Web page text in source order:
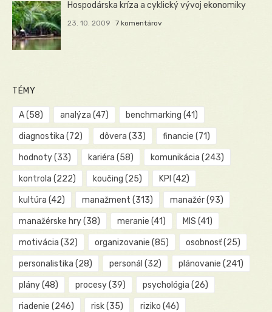
Hospodárska kríza a cyklický vývoj ekonomiky
23. 10. 2009 7 komentárov
TÉMY
A(58) analýza (47) benchmarking (41)
diagnostika (72) dôvera (33) financie (71)
hodnoty(33) kariéra (58) komunikácia (243)
kontrola (222) koučing (25) KPI (42)
kultúra (42) manažment (313) manažér(93)
manažérske hry(38) meranie (41) MIS (41)
motivácia (32) organizovanie (85) osobnosť(25)
personalistika (28) personál (32) plánovanie (241)
plány(48) procesy(39) psychológia (26)
riadenie (246) risk(35) riziko (46)